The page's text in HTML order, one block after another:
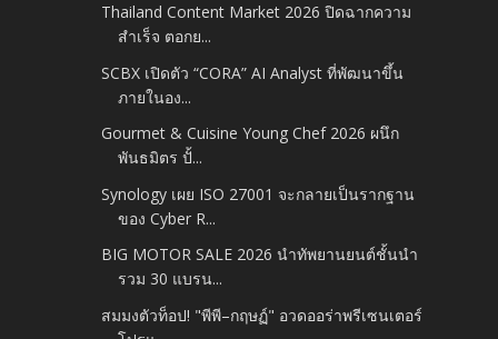
Thailand Content Market 2026 ปิดฉากความ
สำเร็จ ตอกย...
SCBX เปิดตัว “CORA” AI Analyst ที่พัฒนาขึ้น
ภายในอง...
Gourmet & Cuisine Young Chef 2026 ผนึก
พันธมิตร ปั้...
Synology เผย ISO 27001 จะกลายเป็นรากฐาน
ของ Cyber R...
BIG MOTOR SALE 2026 นำทัพยานยนต์ชั้นนำ
รวม 30 แบรน...
สมมงตัวท็อป! "พีพี–กฤษฏ์" อวดออร่าพรีเซนเตอร์